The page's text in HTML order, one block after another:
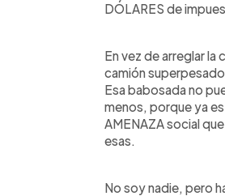
DÓLARES de
En vez de arreglar la
camión
Esa babosada no
menos, porque ya
AMENAZA social
esas.
No soy nadie, pero